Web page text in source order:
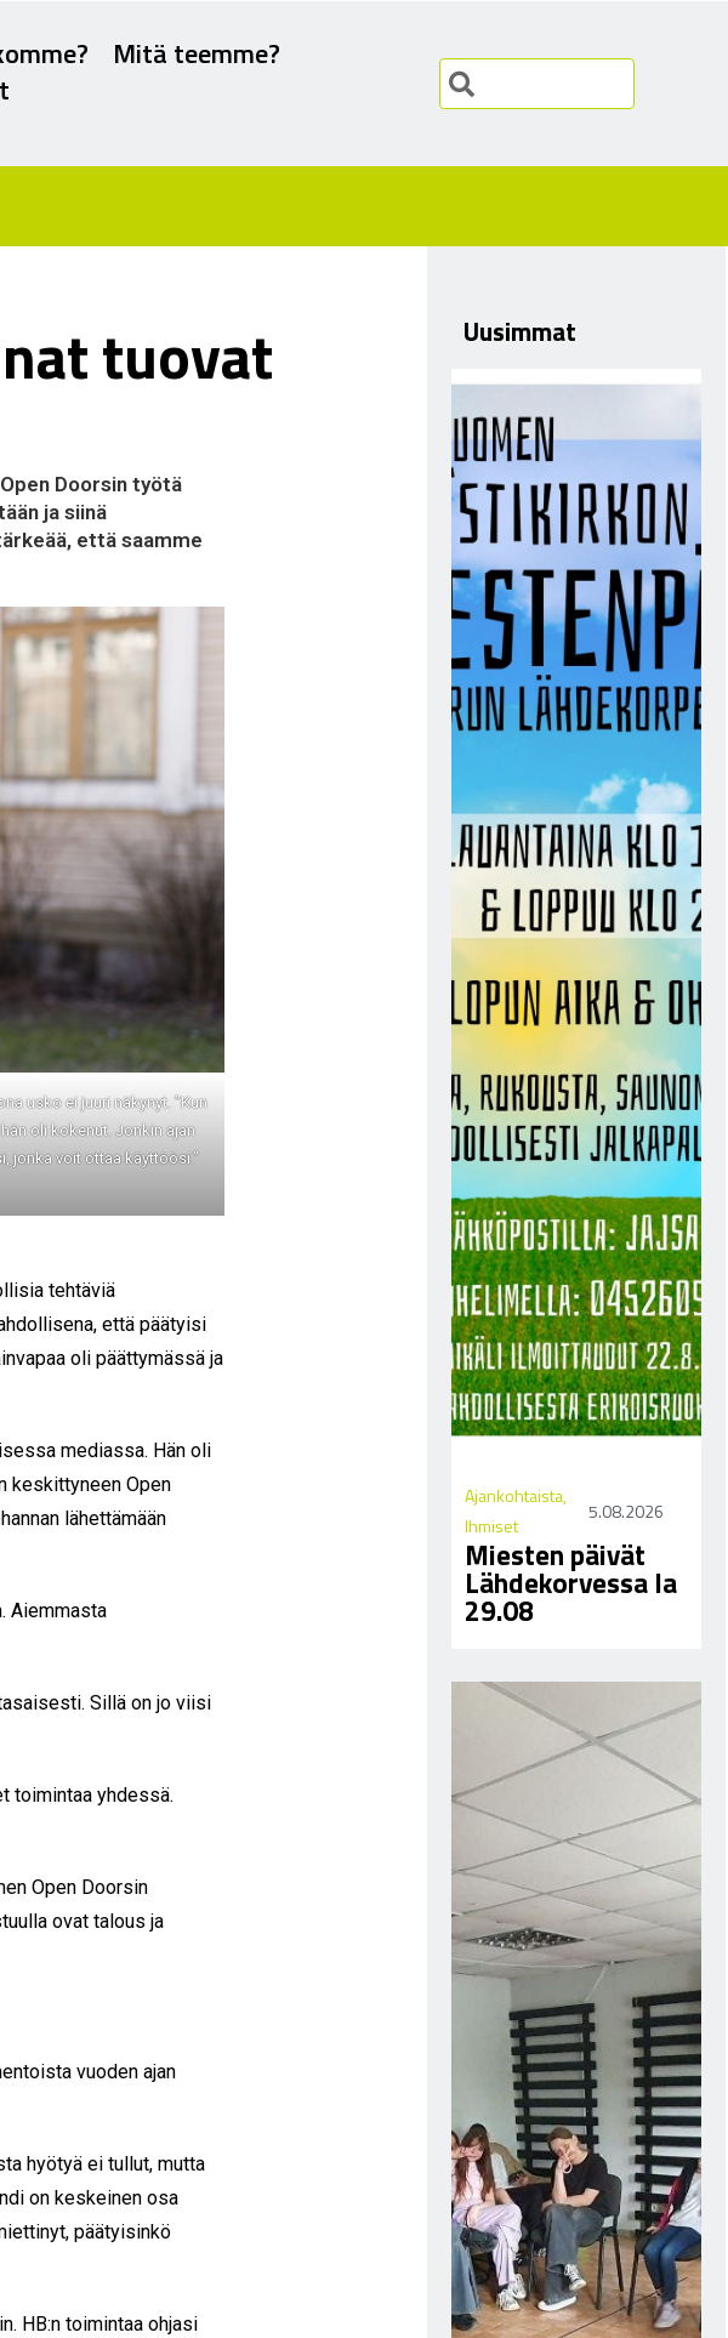
Mitä teemme?
tuovat
Open Doorsin työtä
ja siinä
että saamme
usko ei juuri näkynyt. ”Kun
oli kokenut. Jonkin ajan
jonka voit ottaa käyttöösi.”
tehtäviä
että päätyisi
oli päättymässä ja
mediassa. Hän oli
keskittyneen Open
lähettämään
Aiemmasta
Sillä on jo viisi
toimintaa yhdessä.
Open Doorsin
ovat talous ja
vuoden ajan
hyötyä ei tullut, mutta
on keskeinen osa
päätyisinkö
HB:n toimintaa ohjasi
Uusimmat
Ajankohtaista,
Ihmiset
5.08.2026
Miesten päivät
Lähdekorvessa la
29.08